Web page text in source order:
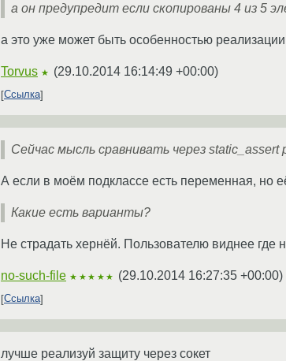
а он предупредит если скопированы 4 из 5
а это уже может быть особенностью реализации
Torvus ★ (29.10.2014 16:14:49 +00:00)
Ссылка
Сейчас мысль сравнивать через
А если в моём подклассе есть переменная, но
Какие есть варианты?
Не страдать хернёй. Пользователю виднее где
no-such-file ★★★★★ (29.10.2014 16:27:35 +00:00)
Ссылка
лучше реализуй защиту через сокет